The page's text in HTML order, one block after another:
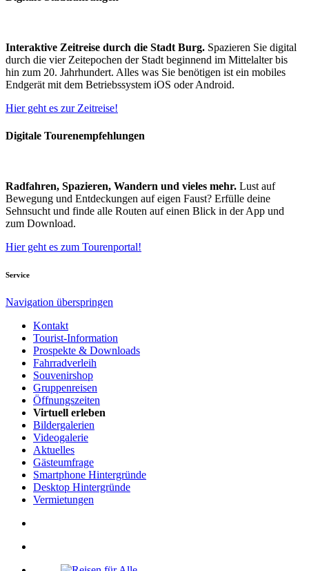
Interaktive Zeitreise durch die Stadt Burg. Spazieren Sie digital
durch die vier Zeitepochen der Stadt beginnend im Mittelalter bis
hin zum 20. Jahrhundert. Alles was Sie benötigen ist ein mobiles
Endgerät mit dem Betriebssystem iOS oder Android.
Hier geht es zur Zeitreise!
Digitale Tourenempfehlungen
Radfahren, Spazieren, Wandern und vieles mehr. Lust auf
Bewegung und Entdeckungen auf eigen Faust? Erfülle deine
Sehnsucht und finde alle Routen auf einen Blick in der App und
zum Download.
Hier geht es zum Tourenportal!
Service
Navigation überspringen
Kontakt
Tourist-Information
Prospekte & Downloads
Fahrradverleih
Souvenirshop
Gruppenreisen
Öffnungszeiten
Virtuell erleben
Bildergalerien
Videogalerie
Aktuelles
Gästeumfrage
Smartphone Hintergründe
Desktop Hintergründe
Vermietungen